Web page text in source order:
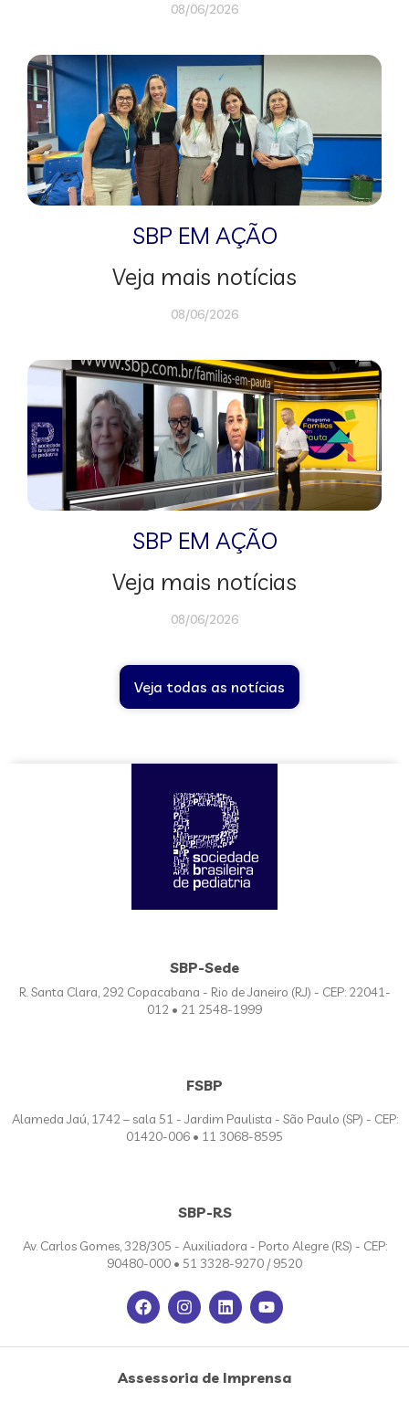
08/06/2026
SBP EM AÇÃO
Veja mais notícias
08/06/2026
SBP EM AÇÃO
Veja mais notícias
08/06/2026
Veja todas as notícias
SBP-Sede
R. Santa Clara, 292 Copacabana - Rio de Janeiro (RJ) - CEP: 22041-
012 • 21 2548-1999
FSBP
Alameda Jaú, 1742 – sala 51 - Jardim Paulista - São Paulo (SP) - CEP:
01420-006 • 11 3068-8595
SBP-RS
Av. Carlos Gomes, 328/305 - Auxiliadora - Porto Alegre (RS) - CEP:
90480-000 • 51 3328-9270 / 9520
Assessoria de Imprensa